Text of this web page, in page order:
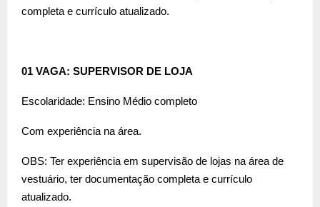
completa e currículo atualizado.
01 VAGA: SUPERVISOR DE LOJA
Escolaridade: Ensino Médio completo
Com experiência na área.
OBS: Ter experiência em supervisão de lojas na área de
vestuário, ter documentação completa e currículo
atualizado.